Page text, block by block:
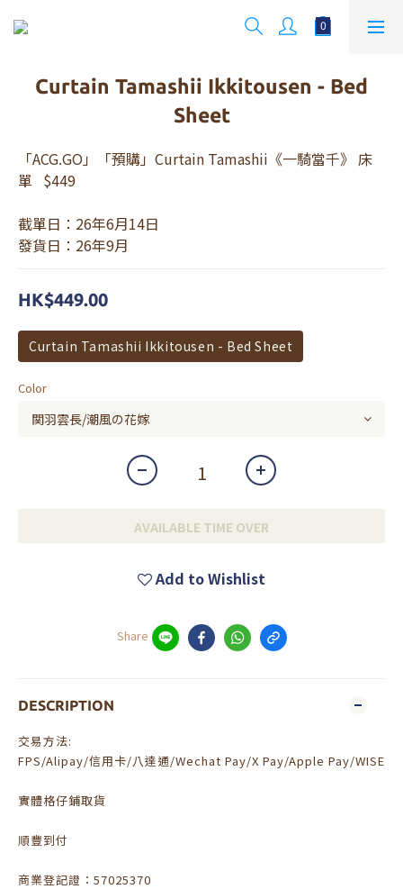
Curtain Tamashii Ikkitousen - Bed
Sheet
「ACG.GO」「預購」Curtain Tamashii《一騎當千》 床
單   $449
截單日：26年6月14日
發貨日：26年9月
HK$449.00
Curtain Tamashii Ikkitousen - Bed Sheet
Color
AVAILABLE TIME OVER
Add to Wishlist
Share
DESCRIPTION
交易方法:
FPS/Alipay/信用卡/八達通/Wechat Pay/X Pay/Apple Pay/WISE
實體格仔鋪取貨
順豐到付
商業登記證：57025370